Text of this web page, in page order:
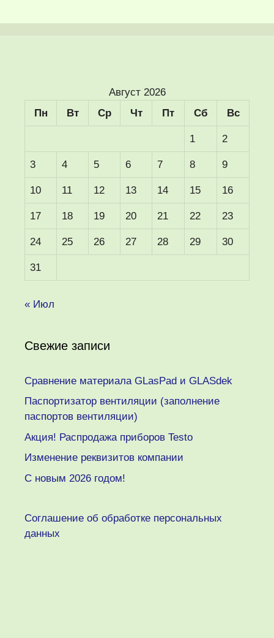
Август 2026
Пн
Вт Ср Чт Пт Сб Вс
1 2
3 4 5 6 7 8 9
10 11 12 13 14 15 16
17 18 19 20 21 22 23
24 25 26 27 28 29 30
31
« Июл
Свежие записи
Сравнение материала GLasPad и GLASdek
Паспортизатор вентиляции (заполнение
паспортов вентиляции)
Акция! Распродажа приборов Testo
Изменение реквизитов компании
C новым 2026 годом!
Соглашение об обработке персональных
данных